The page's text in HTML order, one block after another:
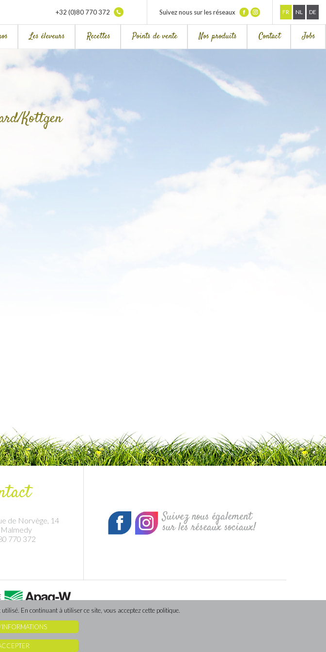
En continuant à utiliser ce site, vous acceptez cette politique.
+32 (0)80 770 372 Suivez nous sur les réseaux FR NL DE
Les éleveurs Recettes Points de vente Nos produits Contact Jobs
Kottgen
de Norvège, 14
770 372
Suivez nous également
sur les réseaux sociaux!
Caractere-advertising